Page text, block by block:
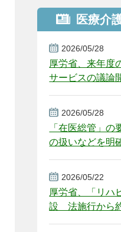
医療介
2026/05/28
厚労省、来年度
サービスの議論
2026/05/28
「在医総管」の
の扱いなどを明
2026/05/22
厚労省、「リハ
設 法施行から